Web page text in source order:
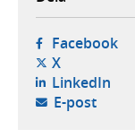
Facebook-
X- öppnas i
LinkedIn-
E-post-